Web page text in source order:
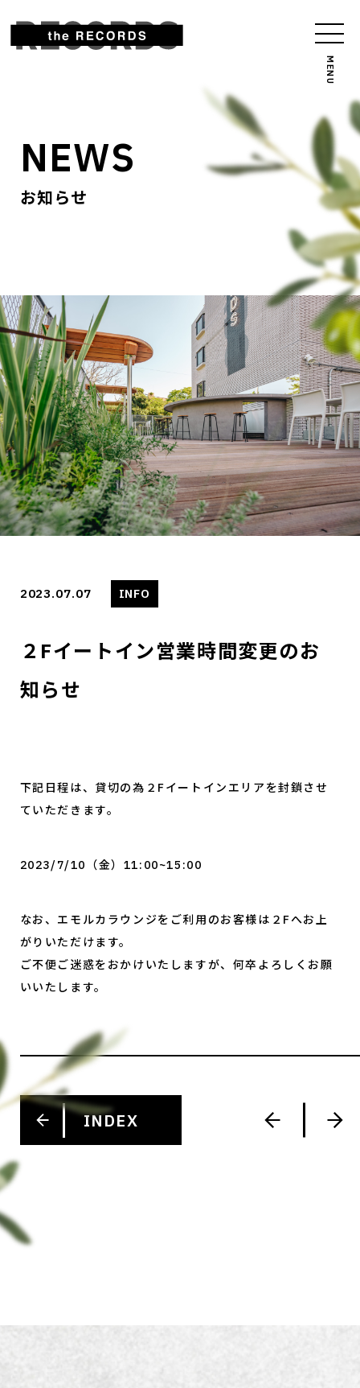
NEWS
お知らせ
2023.07.07 INFO
２Fイートイン営業時間変更のお
知らせ
下記日程は、貸切の為２Fイートインエリアを封鎖させ
ていただきます。
2023/7/10（金）11:00~15:00
なお、エモルカラウンジをご利用のお客様は２Fへお上
がりいただけます。
ご不便ご迷惑をおかけいたしますが、何卒よろしくお願
いいたします。
INDEX